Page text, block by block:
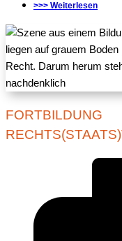
>>> Weiterlesen
FORTBILDUNG